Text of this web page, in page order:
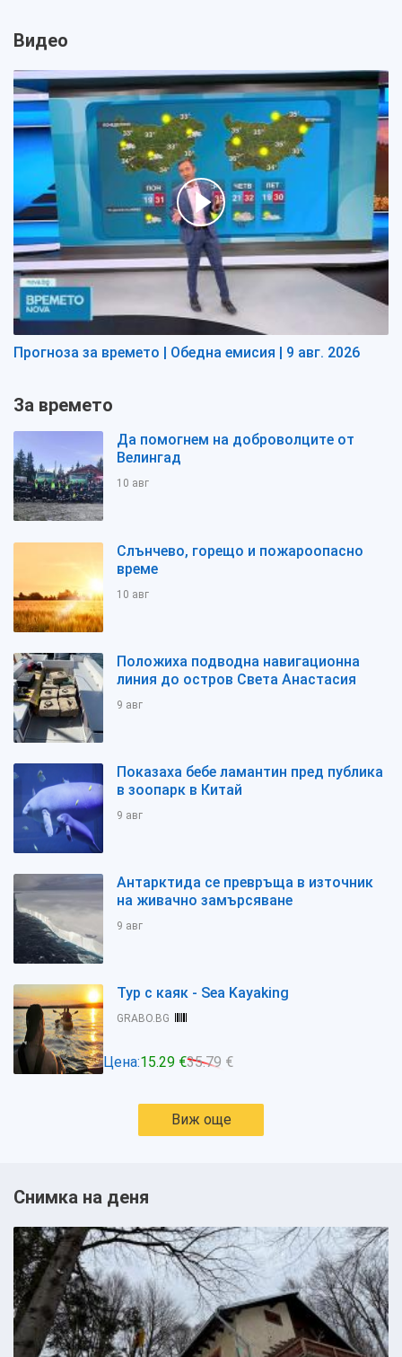
Видео
Прогноза за времето | Обедна емисия | 9 авг. 2026
За времето
Да помогнем на доброволците от
Велингад
10 авг
Слънчево, горещо и пожароопасно
време
10 авг
Положиха подводна навигационна
линия до остров Света Анастасия
9 авг
Показаха бебе ламантин пред публика
в зоопарк в Китай
9 авг
Антарктида се превръща в източник
на живачно замърсяване
9 авг
Тур с каяк - Sea Kayaking
GRABO.BG
Цена:15.29 €35.79 €
Виж още
Снимка на деня